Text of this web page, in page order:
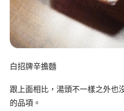
白招牌辛擔麵
跟上面相比，湯頭不一樣之外也
的品項。